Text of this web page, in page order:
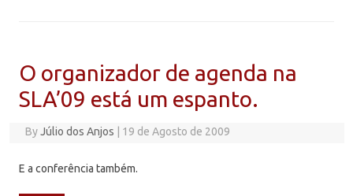
O organizador de agenda na
SLA’09 está um espanto.
ByJúlio dos Anjos 19 de Agosto de 2009
E a conferência também.